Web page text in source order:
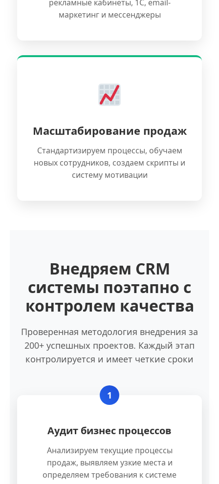
рекламные кабинеты, 1С, email-
маркетинг и мессенджеры
Масштабирование продаж
Стандартизируем процессы, обучаем
новых сотрудников, создаем скрипты и
систему мотивации
Внедряем CRM
системы поэтапно с
контролем качества
Проверенная методология внедрения за
200+ успешных проектов. Каждый этап
контролируется и имеет четкие сроки
1
Аудит бизнес процессов
Анализируем текущие процессы
продаж, выявляем узкие места и
определяем требования к системе